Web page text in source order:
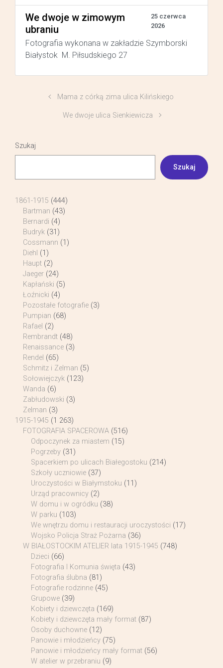
We dwoje w zimowym
ubraniu
25 czerwca
2026
Fotografia wykonana w zakładzie Szymborski
Białystok M. Piłsudskiego 27
Mama z córką zima ulica Kilińskiego
We dwoje ulica Sienkiewicza
Szukaj
Szukaj
1861-1915 (444)
Bartman (43)
Bernardi (4)
Budryk (31)
Cossmann (1)
Diehl (1)
Haupt (2)
Jaeger (24)
Kapłański (5)
Łoźnicki (4)
Pozostałe fotografie (3)
Pumpian (68)
Rafael (2)
Rembrandt (48)
Renaissance (3)
Rendel (65)
Schmitz i Zelman (5)
Sołowiejczyk (123)
Wanda (6)
Zabłudowski (3)
Zelman (3)
1915-1945 (1 263)
FOTOGRAFIA SPACEROWA (516)
Odpoczynek za miastem (15)
Pogrzeby (31)
Spacerkiem po ulicach Białegostoku (214)
Szkoły uczniowie (37)
Uroczystości w Białymstoku (11)
Urząd pracownicy (2)
W domu i w ogródku (38)
W parku (103)
We wnętrzu domu i restauracji uroczystości (17)
Wojsko Policja Straż Pożarna (36)
W BIAŁOSTOCKIM ATELIER lata 1915-1945 (748)
Dzieci (66)
Fotografia I Komunia święta (43)
Fotografia ślubna (81)
Fotografie rodzinne (45)
Grupowe (39)
Kobiety i dziewczęta (169)
Kobiety i dziewczęta mały format (87)
Osoby duchowne (12)
Panowie i młodzieńcy (75)
Panowie i młodzieńcy mały format (56)
W atelier w przebraniu (9)